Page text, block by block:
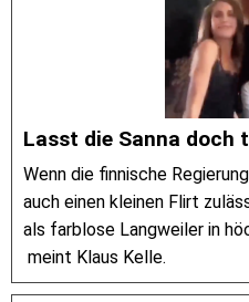
Lasst die Sanna doch
Wenn die finnische
auch einen kleinen Flirt
als farblose Langweiler in
meint Klaus Kelle.